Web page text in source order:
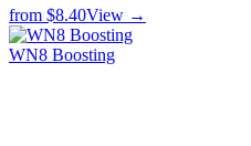
from $8.40View →
WN8 Boosting